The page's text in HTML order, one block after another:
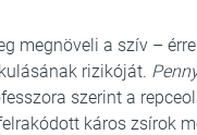
megnöveli a szív –
rizikóját.
szerint a
káros zsírok